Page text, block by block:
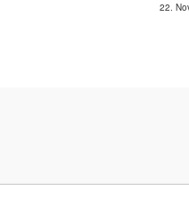
22.